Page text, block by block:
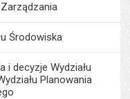
Środowiska
i decyzje Wydziału
Planowania